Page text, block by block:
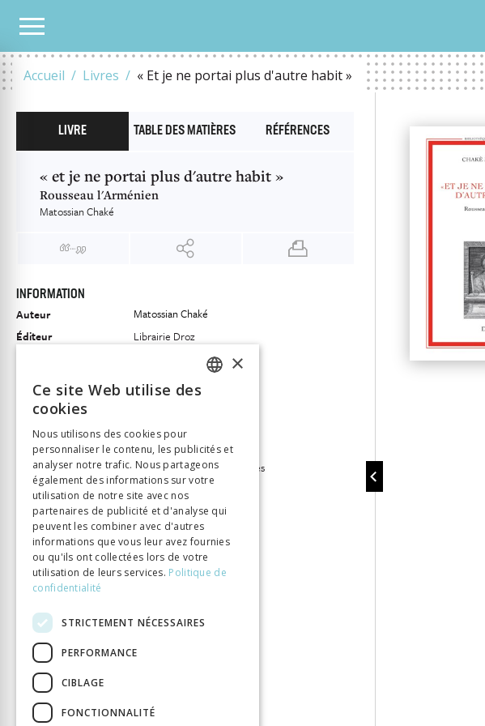
Accueil Livres « Et je ne portai plus d'autre habit »
NOTRE CATALOGUE
LIVRE TABLE DES MATIÈRES RÉFÉRENCES
« et je ne portai plus d'autre habit »
Rousseau l'Arménien
Matossian Chaké
INFORMATION
Auteur
Matossian Chaké
Éditeur
Librairie Droz
Français
Collection
Parution
1 janv. 2014
Thème
XVIIe-XVIIIe siècles, Lumières
Format
15,2x22,2
Type de livre
Monographie
ITALIAN
×
Ce site Web utilise des
cookies
Nous utilisons des cookies pour
personnaliser le contenu, les publicités et
analyser notre trafic. Nous partageons
également des informations sur votre
utilisation de notre site avec nos
partenaires de publicité et d'analyse qui
peuvent les combiner avec d'autres
informations que vous leur avez fournies
ou qu'ils ont collectées lors de votre
utilisation de leurs services. Politique de
confidentialité
STRICTEMENT NÉCESSAIRES
PERFORMANCE
CIBLAGE
FONCTIONNALITÉ